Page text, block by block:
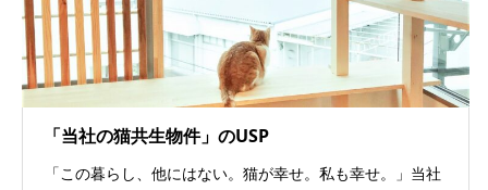
「当社の猫共生物件」のUSP
「この暮らし、他にはない。猫が幸せ。私も幸せ。」当社